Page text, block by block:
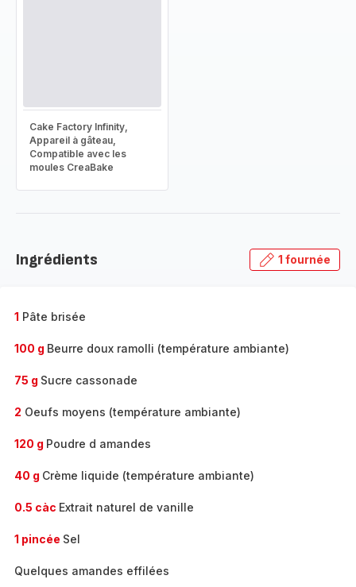
Cake Factory Infinity,
Appareil à gâteau,
Compatible avec les
moules CreaBake
Ingrédients 1 fournée
1 Pâte brisée
100 g Beurre doux ramolli (température ambiante)
75 g Sucre cassonade
2 Oeufs moyens (température ambiante)
120 g Poudre d amandes
40 g Crème liquide (température ambiante)
0.5 càc Extrait naturel de vanille
1 pincée Sel
Quelques amandes effilées